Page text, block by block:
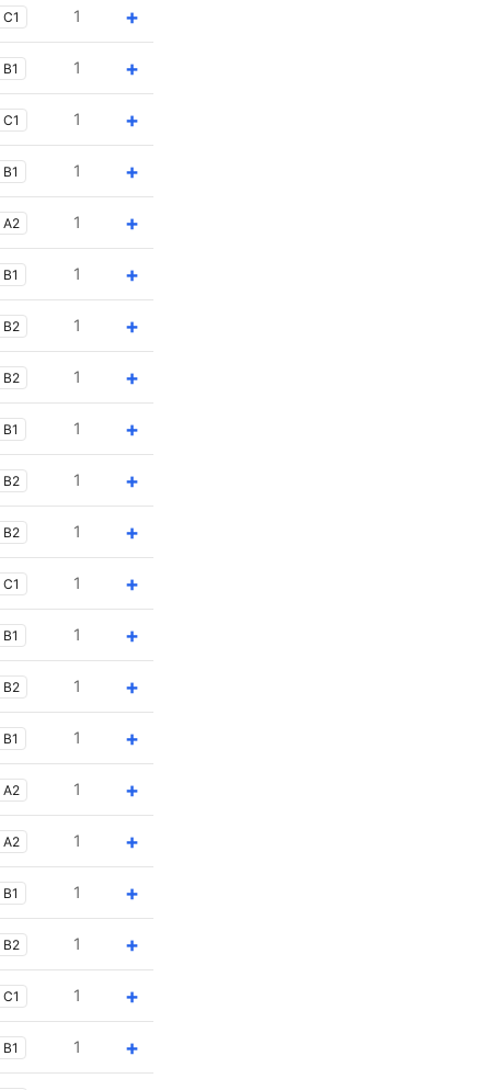
C1 1 +
B1 1 +
C1 1 +
B1 1 +
A2 1 +
B1 1 +
B2 1 +
B2 1 +
B1 1 +
B2 1 +
B2 1 +
C1 1 +
B1 1 +
B2 1 +
B1 1 +
A2 1 +
A2 1 +
B1 1 +
B2 1 +
C1 1 +
B1 1 +